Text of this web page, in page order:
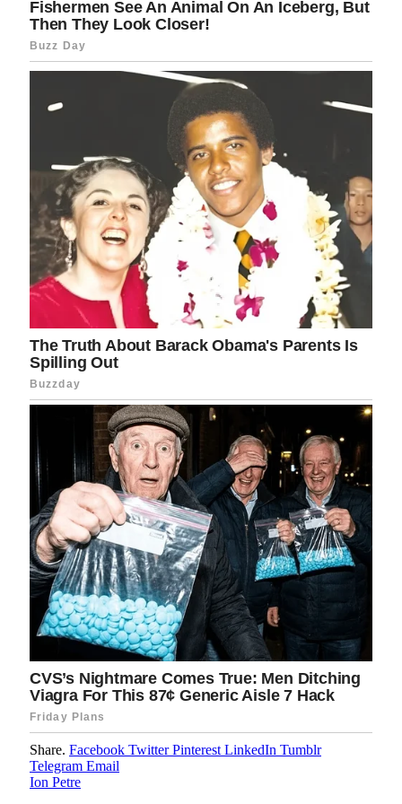
Share. Facebook Twitter Pinterest LinkedIn Tumblr
Telegram Email
Ion Petre